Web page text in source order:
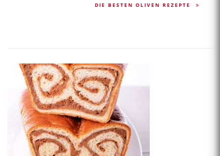
DIE BESTEN OLIVEN REZEPTE